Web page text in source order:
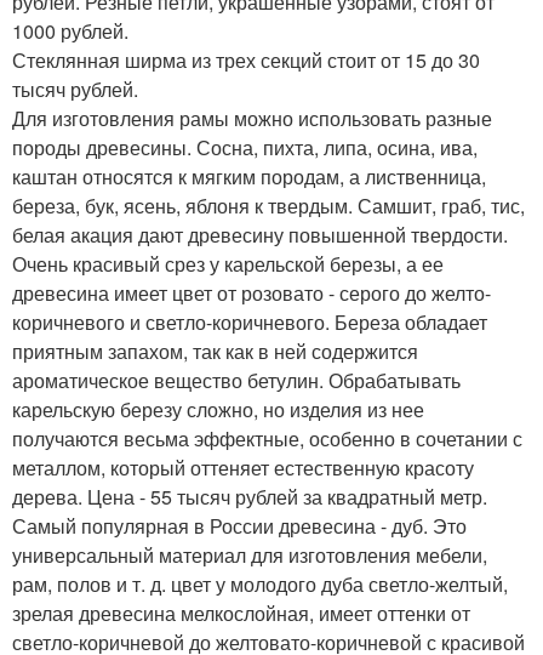
1000 рублей.
Стеклянная ширма из трех секций стоит от 15 до 30
тысяч рублей.
Для изготовления рамы можно использовать разные
породы древесины. Сосна, пихта, липа, осина, ива,
каштан относятся к мягким породам, а лиственница,
береза, бук, ясень, яблоня к твердым. Самшит, граб, тис,
белая акация дают древесину повышенной твердости.
Очень красивый срез у карельской березы, а ее
древесина имеет цвет от розовато - серого до желто-
коричневого и светло-коричневого. Береза обладает
приятным запахом, так как в ней содержится
ароматическое вещество бетулин. Обрабатывать
карельскую березу сложно, но изделия из нее
получаются весьма эффектные, особенно в сочетании с
металлом, который оттеняет естественную красоту
дерева. Цена - 55 тысяч рублей за квадратный метр.
Самый популярная в России древесина - дуб. Это
универсальный материал для изготовления мебели,
рам, полов и т. д. цвет у молодого дуба светло-желтый,
зрелая древесина мелкослойная, имеет оттенки от
светло-коричневой до желтовато-коричневой с красивой